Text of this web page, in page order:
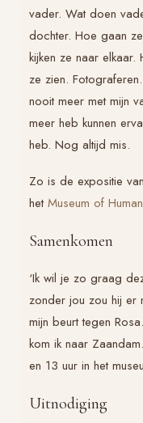
vader. Wat doen
dochter. Hoe gaan
kijken ze naar
ze zien.
nooit meer met mijn
meer heb kunnen
heb. Nog altijd mis.
Zo is de expositie
hetMuseum of
Samenkomen
‘Ik wil je zo graag
zonder jou zou hij er
mijn beurt tegen
kom ik naar
en 13 uur in het
Uitnodiging